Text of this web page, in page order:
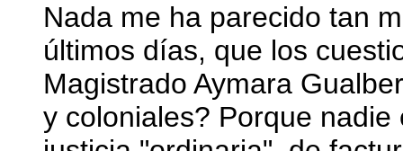
Nada me ha parecido tan
últimos días, que los
Magistrado Aymara
y coloniales? Porque